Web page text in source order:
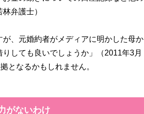
弁護士）
、元婚約者がメディアに明かした母か
しても良いでしょうか」（2011年3月
となるかもしれません。
がないわけ